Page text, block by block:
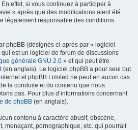
effet, si vous continuez à participer à
» après que des modifications aient été
légalement responsable des conditions
phpBB (désignés ci-après par « logiciel
est un logiciel de forum de discussions
générale GNU 2.0 » et qui peut être
(en anglais). Le logiciel phpBB a pour seul but
et phpBB Limited ne peut en aucun cas
la conduite et du contenu que nous
pas. Pour plus d’informations concernant
de phpBB (en anglais).
contenu à caractère abusif, obscène,
menaçant, pornographique, etc. qui pourrait